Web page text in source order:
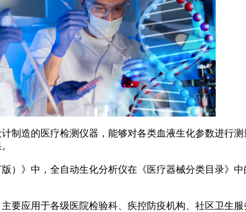
造的医疗检测仪器，能够对各类血液生化参数进行
》中，全自动生化分析仪在《医疗器械分类目录》中
应用于各级医院检验科、疾控防疫机构、社区卫生